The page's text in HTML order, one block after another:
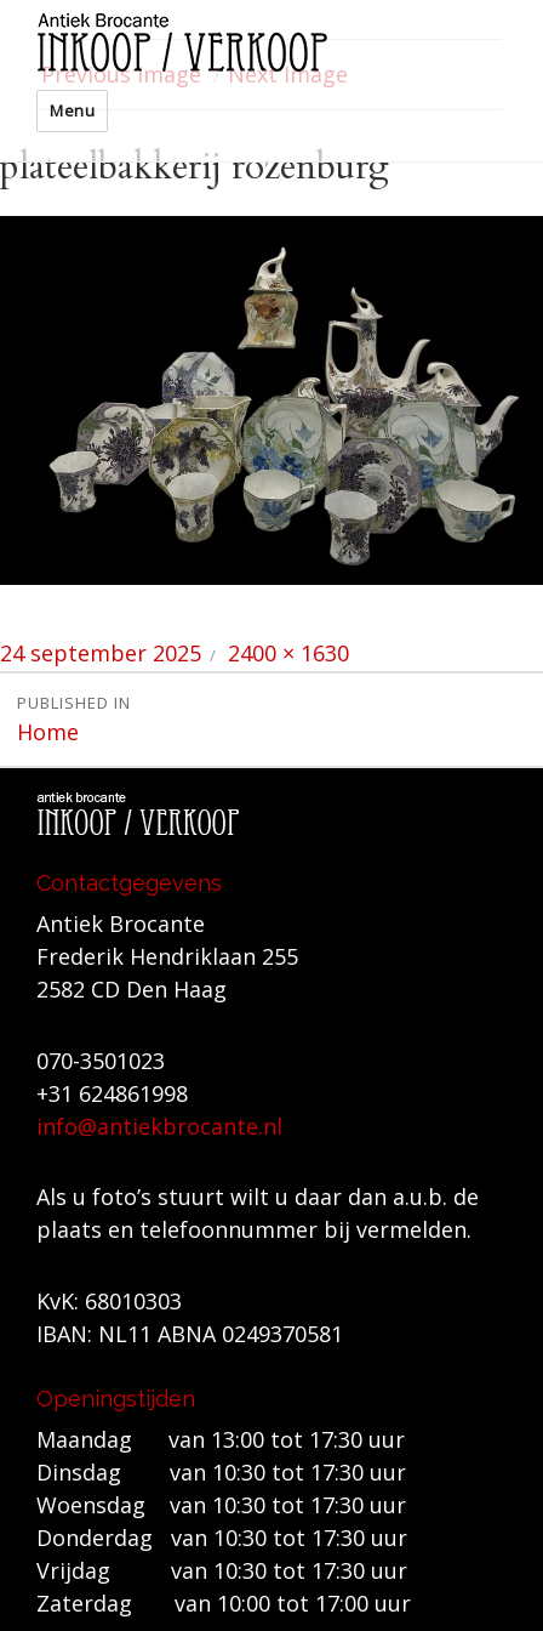
Menu
Previous Image Next Image
plateelbakkerij rozenburg
Posted
on
24 september 2025
Full
size
2400 × 1630
Bericht
navigatie
PUBLISHED IN
Home
Contactgegevens
Antiek Brocante
Frederik Hendriklaan 255
2582 CD Den Haag
070-3501023
+31 624861998
info@antiekbrocante.nl
Als u foto’s stuurt wilt u daar dan a.u.b. de
plaats en telefoonnummer bij vermelden.
KvK: 68010303
IBAN: NL11 ABNA 0249370581
Openingstijden
Maandag van 13:00 tot 17:30 uur
Dinsdag van 10:30 tot 17:30 uur
Woensdag van 10:30 tot 17:30 uur
Donderdag van 10:30 tot 17:30 uur
Vrijdag van 10:30 tot 17:30 uur
Zaterdag van 10:00 tot 17:00 uur